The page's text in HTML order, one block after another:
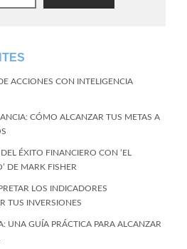
ACCIONES CON INTELIGENCIA
CÓMO ALCANZAR TUS METAS A
ÉXITO FINANCIERO CON ‘EL
DE MARK FISHER
LOS INDICADORES
TUS INVERSIONES
UNA GUÍA PRÁCTICA PARA ALCANZAR